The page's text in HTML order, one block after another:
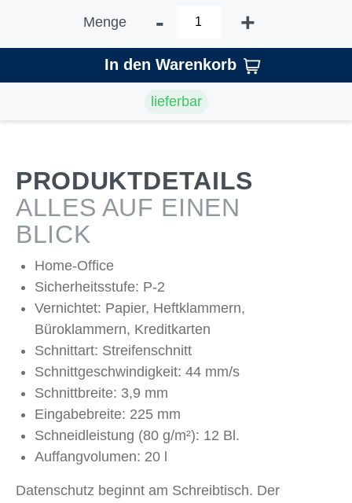
Menge - +
In den Warenkorb
lieferbar
PRODUKTDETAILS
ALLES AUF EINEN
BLICK
Home-Office
Sicherheitsstufe: P-2
Vernichtet: Papier, Heftklammern,
Büroklammern, Kreditkarten
Schnittart: Streifenschnitt
Schnittgeschwindigkeit: 44 mm/s
Schnittbreite: 3,9 mm
Eingabebreite: 225 mm
Schneidleistung (80 g/m²): 12 Bl.
Auffangvolumen: 20 l
Datenschutz beginnt am Schreibtisch. Der